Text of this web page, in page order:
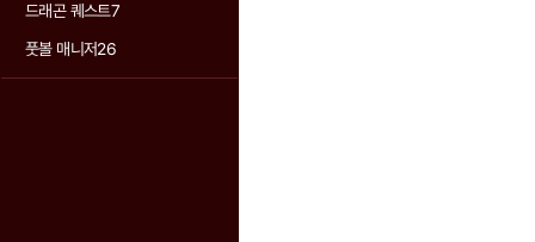
드래곤 퀘스트7
풋볼 매니저26